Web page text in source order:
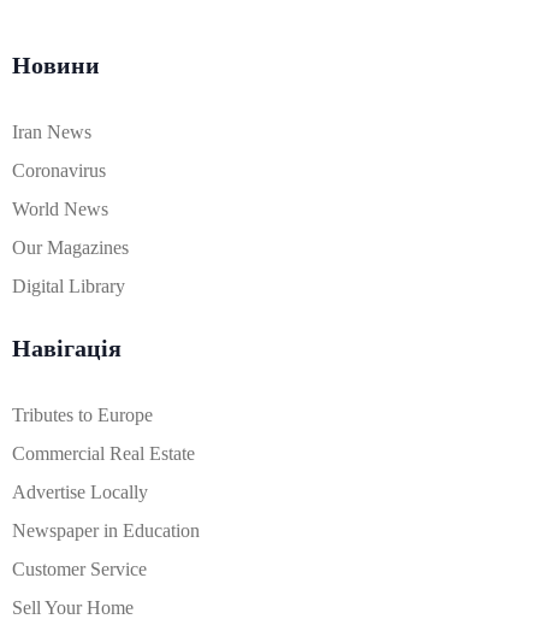
Новини
Iran News
Coronavirus
World News
Our Magazines
Digital Library
Навігація
Tributes to Europe
Commercial Real Estate
Advertise Locally
Newspaper in Education
Customer Service
Sell Your Home